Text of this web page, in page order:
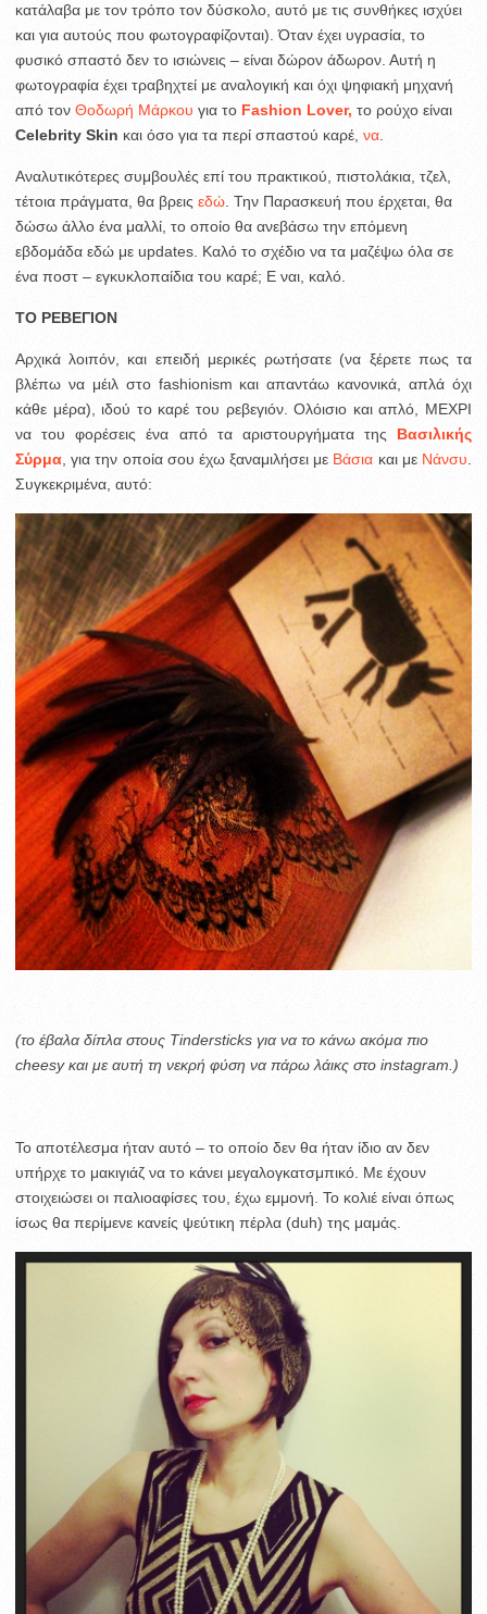
κατάλαβα με τον τρόπο τον δύσκολο, αυτό με τις συνθήκες ισχύει
και για αυτούς που φωτογραφίζονται). Όταν έχει υγρασία, το
φυσικό σπαστό δεν το ισιώνεις – είναι δώρον άδωρον. Αυτή η
φωτογραφία έχει τραβηχτεί με αναλογική και όχι ψηφιακή μηχανή
από τον Θοδωρή Μάρκου για το Fashion Lover, το ρούχο είναι
Celebrity Skin και όσο για τα περί σπαστού καρέ, να
Αναλυτικότερες συμβουλές επί του πρακτικού, πιστολάκια, τζελ,
τέτοια πράγματα, θα βρεις εδώ . Την Παρασκευή που έρχεται, θα
δώσω άλλο ένα μαλλί, το οποίο θα ανεβάσω την επόμενη
εβδομάδα εδώ με updates. Καλό το σχέδιο να τα μαζέψω όλα σε
ένα ποστ – εγκυκλοπαίδια του καρέ; Ε ναι, καλό.
ΤΟ ΡΕΒΕΓΙΟΝ
Αρχικά λοιπόν, και επειδή μερικές ρωτήσατε (να ξέρετε πως τα
βλέπω να μέιλ στο fashionism και απαντάω κανονικά, απλά όχι
κάθε μέρα), ιδού το καρέ του ρεβεγιόν. Ολόισιο και απλό, ΜΕΧΡΙ
να του φορέσεις ένα από τα αριστουργήματα της Βασιλικής
Σύρμα , για την οποία σου έχω ξαναμιλήσει με Βάσια και με Νάνσυ
Συγκεκριμένα, αυτό:
(το έβαλα δίπλα στους Tindersticks για να το κάνω ακόμα πιο
cheesy και με αυτή τη νεκρή φύση να πάρω λάικς στο instagram.)
Το αποτέλεσμα ήταν αυτό – το οποίο δεν θα ήταν ίδιο αν δεν
υπήρχε το μακιγιάζ να το κάνει μεγαλογκατσμπικό. Με έχουν
στοιχειώσει οι παλιοαφίσες του, έχω εμμονή. To κολιέ είναι όπως
ίσως θα περίμενε κανείς ψεύτικη πέρλα (duh) της μαμάς.